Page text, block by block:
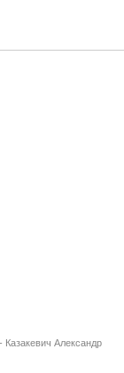
Казакевич Александр